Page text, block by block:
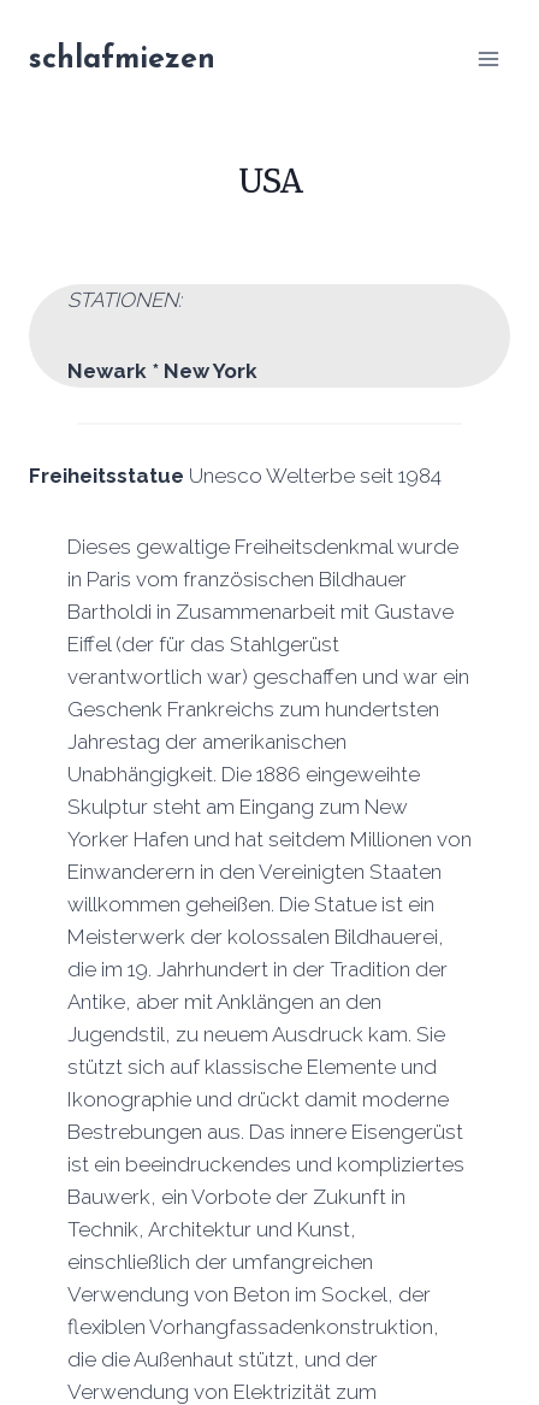
Inhaltschlafmiezen
USA
STATIONEN:
Newark * New York
Freiheitsstatue Unesco Welterbe seit 1984
Dieses gewaltige Freiheitsdenkmal wurde
in Paris vom französischen Bildhauer
Bartholdi in Zusammenarbeit mit Gustave
Eiffel (der für das Stahlgerüst
verantwortlich war) geschaffen und war ein
Geschenk Frankreichs zum hundertsten
Jahrestag der amerikanischen
Unabhängigkeit. Die 1886 eingeweihte
Skulptur steht am Eingang zum New
Yorker Hafen und hat seitdem Millionen von
Einwanderern in den Vereinigten Staaten
willkommen geheißen. Die Statue ist ein
Meisterwerk der kolossalen Bildhauerei,
die im 19. Jahrhundert in der Tradition der
Antike, aber mit Anklängen an den
Jugendstil, zu neuem Ausdruck kam. Sie
stützt sich auf klassische Elemente und
Ikonographie und drückt damit moderne
Bestrebungen aus. Das innere Eisengerüst
ist ein beeindruckendes und kompliziertes
Bauwerk, ein Vorbote der Zukunft in
Technik, Architektur und Kunst,
einschließlich der umfangreichen
Verwendung von Beton im Sockel, der
flexiblen Vorhangfassadenkonstruktion,
die die Außenhaut stützt, und der
Verwendung von Elektrizität zum